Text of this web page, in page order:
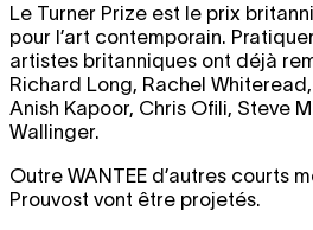
Le Turner Prize est le prix
pour l’art contemporain.
artistes britanniques ont déjà
Richard Long, Rachel
Anish Kapoor, Chris Ofili, Steve
Wallinger.
Outre WANTEE d’autres courts
Prouvost vont être projetés.